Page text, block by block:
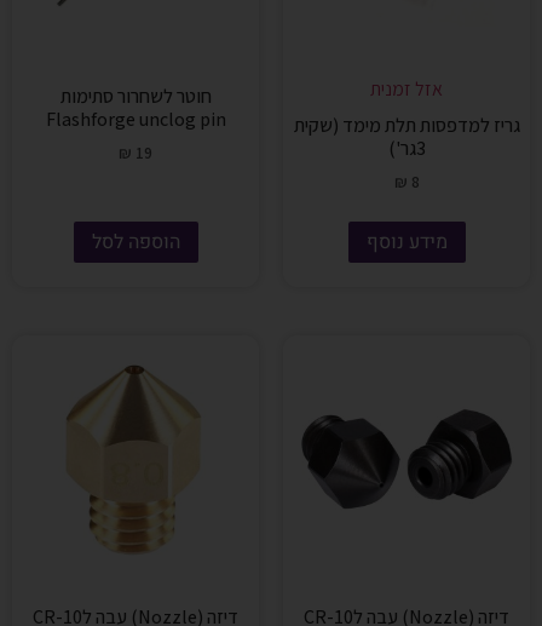
אזל זמנית
גריז למדפסות תלת מימד (שקית
3גר')
₪ 8
מידע נוסף
חוטר לשחרור סתימות
Flashforge unclog pin
₪ 19
הוספה לסל
דיזה (Nozzle) עבה לCR-10 דיזה (Nozzle) עבה לCR-10